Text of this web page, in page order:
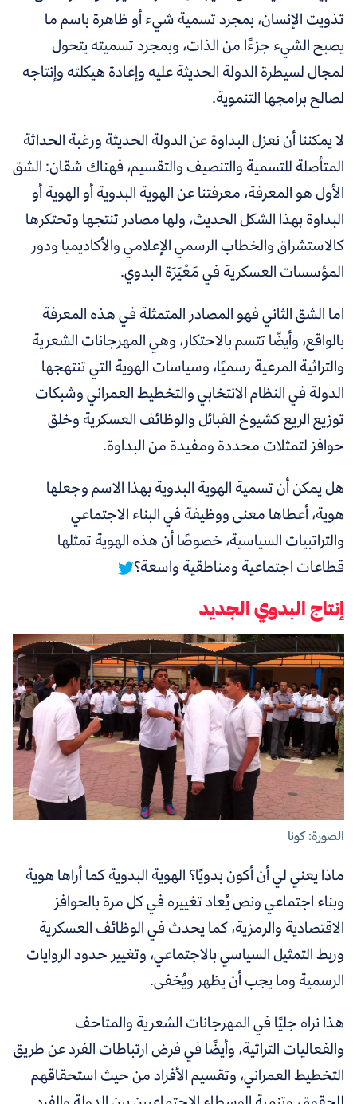
تذويت الإنسان، بمجرد تسمية شيء أو ظاهرة باسم ما
يصبح الشيء جزءًا من الذات، وبمجرد تسميته يتحول
لمجال لسيطرة الدولة الحديثة عليه وإعادة هيكلته وإنتاجه
لصالح برامجها التنموية.
لا يمكننا أن نعزل البداوة عن الدولة الحديثة ورغبة الحداثة
المتأصلة للتسمية والتنصيف والتقسيم، فهناك شقان: الشق
الأول هو المعرفة، معرفتنا عن الهوية البدوية أو الهوية أو
البداوة بهذا الشكل الحديث، ولها مصادر تنتجها وتحتكرها
كالاستشراق والخطاب الرسمي الإعلامي والأكاديميا ودور
المؤسسات العسكرية في مَعْيَرَة البدوي.
اما الشق الثاني فهو المصادر المتمثلة في هذه المعرفة
بالواقع، وأيضًا تتسم بالاحتكار، وهي المهرجانات الشعرية
والتراثية المرعية رسميًا، وسياسات الهوية التي تنتهجها
الدولة في النظام الانتخابي والتخطيط العمراني وشبكات
توزيع الريع كشيوخ القبائل والوظائف العسكرية وخلق
حوافز لتمثلات محددة ومفيدة من البداوة.
هل يمكن أن تسمية الهوية البدوية بهذا الاسم وجعلها
هوية، أعطاها معنى ووظيفة في البناء الاجتماعي
والتراتبيات السياسية، خصوصًا أن هذه الهوية تمثلها
قطاعات اجتماعية ومناطقية واسعة؟
إنتاج البدوي الجديد
الصورة: كونا
ماذا يعني لي أن أكون بدويًا؟ الهوية البدوية كما أراها هوية
وبناء اجتماعي ونص يُعاد تغييره في كل مرة بالحوافز
الاقتصادية والرمزية، كما يحدث في الوظائف العسكرية
وربط التمثيل السياسي بالاجتماعي، وتغيير حدود الروايات
الرسمية وما يجب أن يظهر ويُخفى.
هذا نراه جليًا في المهرجانات الشعرية والمتاحف
والفعاليات التراثية، وأيضًا في فرض ارتباطات الفرد عن طريق
التخطيط العمراني، وتقسيم الأفراد من حيث استحقاقهم